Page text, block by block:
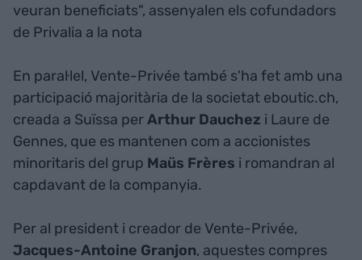
veuran beneficiats", assenyalen els cofundadors
de Privalia a la nota
En paral·lel, Vente-Privée també s'ha fet amb una
participació majoritària de la societat eboutic.ch,
creada a Suïssa perArthur Dauchez i Laure de
Gennes, que es mantenen com a accionistes
minoritaris del grup Maüs Frères i romandran al
capdavant de la companyia.
Per al president i creador de Vente-Privée,
Jacques-Antoine Granjon, aquestes compres